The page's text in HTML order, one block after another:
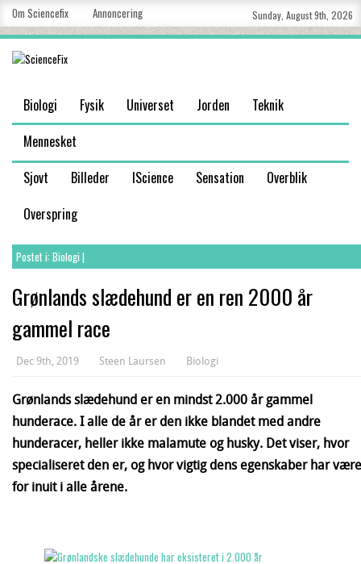
Om Sciencefix Annoncering Sunday, August 9th, 2026
Biologi Fysik Universet Jorden
Teknik
Mennesket
Sjovt
Billeder IScience Sensation
Overblik
Overspring
Postet i: Biologi |
Grønlands slædehund er en ren 2000 år
gammel race
Dec 9th, 2019 Steen Laursen Biologi
Grønlands slædehund er en mindst 2.000 år gammel
hunderace. I alle de år er den ikke blandet med andre
hunderacer, heller ikke malamute og husky. Det viser, hvor
specialiseret den er, og hvor vigtig dens egenskaber har
for inuit i alle årene.